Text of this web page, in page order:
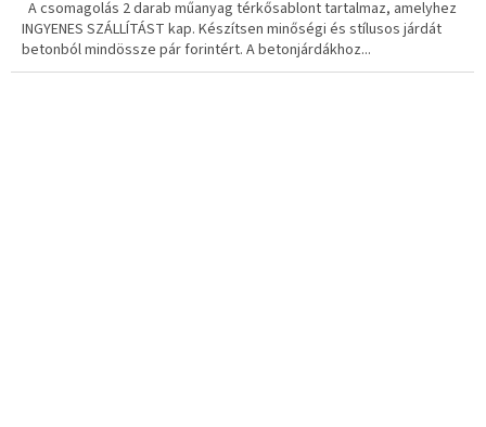
S
A csomagolás 2 darab műanyag térkősablont tartalmaz, amelyhez
INGYENES SZÁLLÍTÁST kap. Készítsen minőségi és stílusos járdát
betonból mindössze pár forintért. A betonjárdákhoz...